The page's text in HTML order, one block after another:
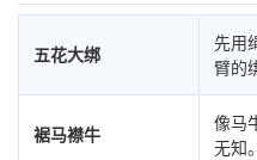
五花大绑
先用
臂的
裾马襟牛
像马
无知